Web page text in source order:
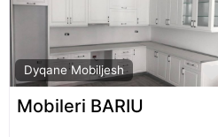
Dyqane Mobiljesh
Mobileri BARIU